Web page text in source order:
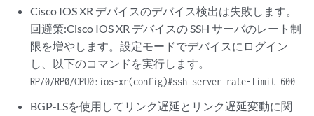
Cisco IOS XR デバイスのデバイス検出は失敗します。
回避策:Cisco IOS XR デバイスの SSH サーバのレート制
限を増やします。設定モードでデバイスにログイン
し、以下のコマンドを実行します。
RP/0/RP0/CPU0:ios-xr(config)#ssh server rate-limit 600
BGP-LSを使用してリンク遅延とリンク遅延変動に関